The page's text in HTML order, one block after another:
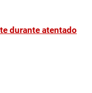
durante atentado